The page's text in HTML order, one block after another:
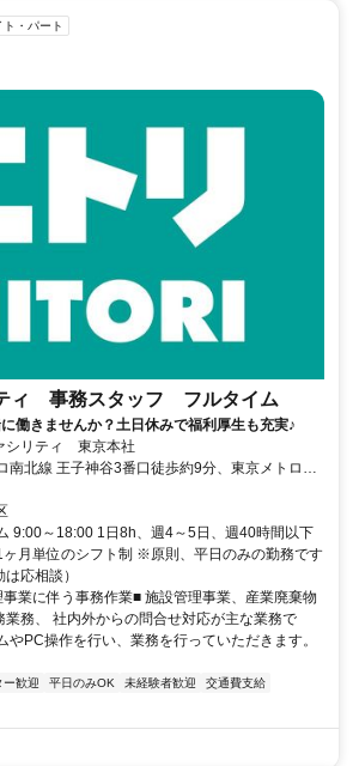
ト・パート
ィ 事務スタッフ フルタイム
働きませんか？土日休みで福利厚生も充実♪
シリティ 東京本社
南北線 王子神谷3番口徒歩約9分、東京メトロ南
10分、ＪＲ京浜東北線 東十条北口徒歩約17分
口より徒歩約8分
9:00～18:00 1日8h、週4～5日、週40時間以下
月単位のシフト制 ※原則、平日のみの勤務です
応相談）
業に伴う事務作業■ 施設管理事業、産業廃棄物
業務、 社内外からの問合せ対応が主な業務で
やPC操作を行い、業務を行っていただきます。
ー歓迎 平日のみOK 未経験者歓迎
交通費支給